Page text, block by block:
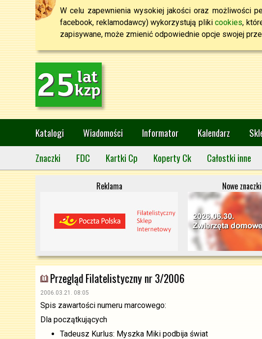
W celu zapewnienia wysokiej jakości oraz możliwości
facebook, reklamodawcy) wykorzystują plikicookies,
zapisywane, może zmienić odpowiednie opcje swojej
Katalogi Wiadomości Informator Kalendarz
Znaczki
FDC Kartki Cp Koperty Ck Całostki inne
Reklama Nowe
Przegląd Filatelistyczny nr 3/2006
2006.03.21. 08:05
Spis zawartości numeru marcowego:
Dla początkujących
Tadeusz Kurlus: Myszka Miki podbija świat